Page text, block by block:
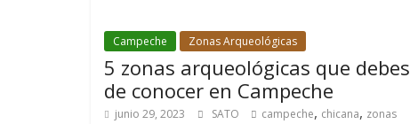
Campeche Zonas Arqueológicas
5 zonas arqueológicas que debes
de conocer en Campeche
junio 29, 2023 SATO campeche, chicana, zonas